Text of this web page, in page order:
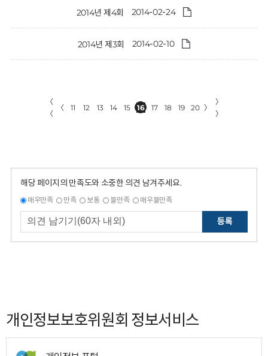
2014년 제4회 2014-02-24
2014년 제3회 2014-02-10
〈
〈
〈 11 12 13 14 15 16 17 18 19 20 〉
〉
〉
해당 페이지의 만족도와 소중한 의견 남겨주세요.
매우만족 만족 보통 불만족 매우불만족
등록
개인정보보호위원회 정보서비스